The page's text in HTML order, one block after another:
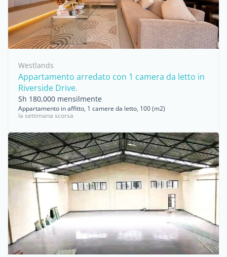
Westlands
Appartamento arredato con 1 camera da letto in
Riverside Drive.
Sh 180,000 mensilmente
Appartamento in affitto, 1 camere da letto, 100 (m2)
la settimana scorsa